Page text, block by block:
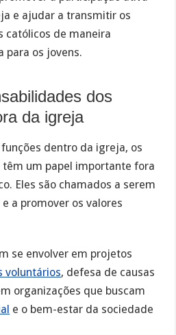
e ajudar a transmitir os
católicos de maneira
para os jovens.
dos
da igreja
dentro da igreja, os
um papel importante fora
Eles são chamados a serem
a promover os valores
se envolver em projetos
voluntários, defesa de causas
organizações que buscam
e o bem-estar da sociedade